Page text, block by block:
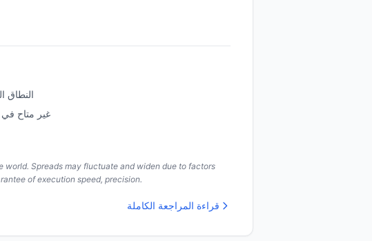
النطاق
غير متاح في
world. Spreads may fluctuate and widen due to factors
of execution speed, precision.
قراءة المراجعة الكاملة